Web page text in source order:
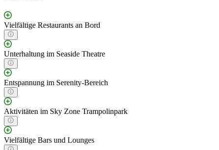
Vielfältige Restaurants an Bord
Unterhaltung im Seaside Theatre
Entspannung im Serenity-Bereich
Aktivitäten im Sky Zone Trampolinpark
Vielfältige Bars und Lounges